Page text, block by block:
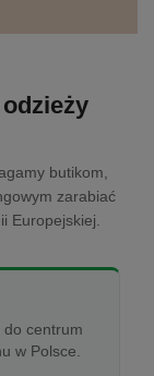
butikom,
zarabiać
Europejskiej.
centrum
w Polsce.